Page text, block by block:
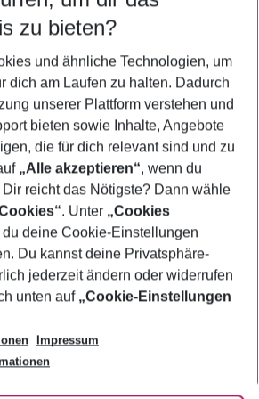
5-8 Nächte
Keine Kinder
Filter anzeigen
ändern
zu bieten?
und ähnliche Technologien, um
dich am Laufen zu halten. Dadurch
unserer Plattform verstehen und
bieten sowie Inhalte, Angebote
die für dich relevant sind und zu
„Alle akzeptieren“, wenn du
reicht das Nötigste? Dann wähle
. Unter „Cookies
du deine Cookie-Einstellungen
Du kannst deine Privatsphäre-
jederzeit ändern oder widerrufen
unten auf „Cookie-Einstellungen
Impressum